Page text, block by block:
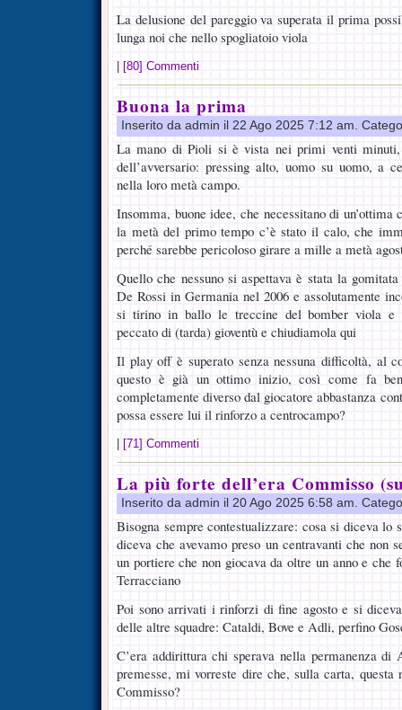
La delusione del pareggio va superata il prima
lunga noi che nello spogliatoio viola
[80] Commenti
Buona la prima
Inserito da admin il 22 Ago 2025 7:12 am.
La mano di Pioli si è vista nei primi venti
dell’avversario: pressing alto, uomo su uomo, a
nella loro metà campo.
Insomma, buone idee, che necessitano di
la metà del primo tempo c’è stato il calo, che
perché sarebbe pericoloso girare a mille a metà
Quello che nessuno si aspettava è stata la
De Rossi in Germania nel 2006 e assolutamente
si tirino in ballo le treccine del bomber viola e
peccato di (tarda) gioventù e chiudiamola qui
Il play off è superato senza nessuna difficoltà, al
questo è già un ottimo inizio, così come fa
completamente diverso dal giocatore abbastanza
possa essere lui il rinforzo a centrocampo?
[71] Commenti
La più forte dell’era Commisso
Inserito da admin il 20 Ago 2025 6:58 am.
Bisogna sempre contestualizzare: cosa si diceva lo
diceva che avevamo preso un centravanti che non
un portiere che non giocava da oltre un anno e che
Terracciano
Poi sono arrivati i rinforzi di fine agosto e si
delle altre squadre: Cataldi, Bove e Adli, perfino
C’era addirittura chi sperava nella permanenza di
premesse, mi vorreste dire che, sulla carta, questa
Commisso?